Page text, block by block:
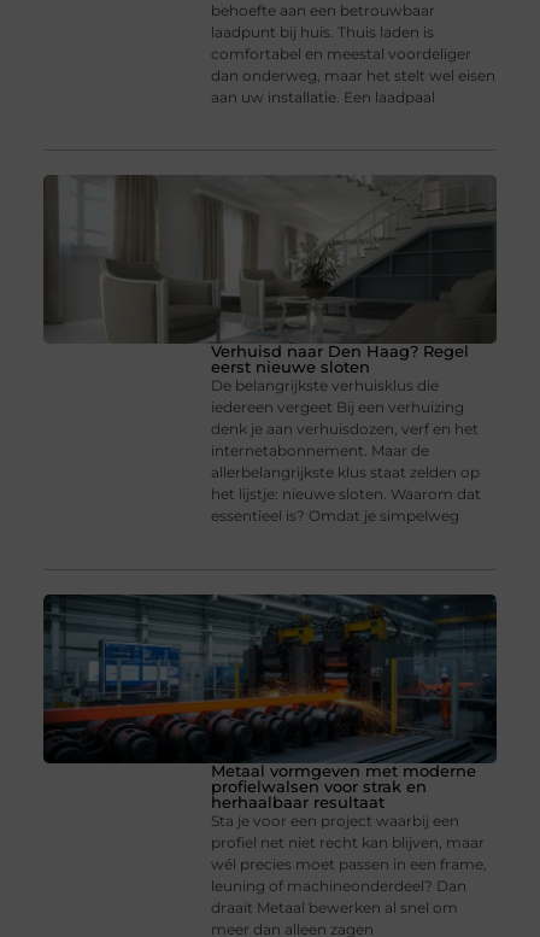
behoefte aan een betrouwbaar
laadpunt bij huis. Thuis laden is
comfortabel en meestal voordeliger
dan onderweg, maar het stelt wel eisen
aan uw installatie. Een laadpaal
Verhuisd naar Den Haag? Regel
eerst nieuwe sloten
De belangrijkste verhuisklus die
iedereen vergeet Bij een verhuizing
denk je aan verhuisdozen, verf en het
internetabonnement. Maar de
allerbelangrijkste klus staat zelden op
het lijstje: nieuwe sloten. Waarom dat
essentieel is? Omdat je simpelweg
Metaal vormgeven met moderne
profielwalsen voor strak en
herhaalbaar resultaat
Sta je voor een project waarbij een
profiel net niet recht kan blijven, maar
wél precies moet passen in een frame,
leuning of machineonderdeel? Dan
draait Metaal bewerken al snel om
meer dan alleen zagen